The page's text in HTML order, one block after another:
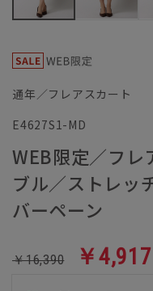
通年／フレアスカート
E4627S1-MD
WEB限定／フレ
ブル／ストレッ
バーペーン
￥16,390 ￥4,917